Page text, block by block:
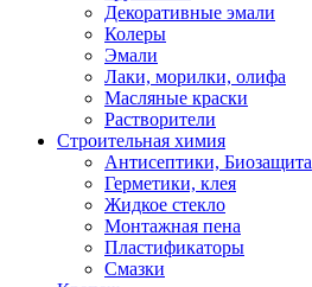
Декоративные эмали
Колеры
Эмали
Лаки, морилки, олифа
Масляные краски
Растворители
Строительная химия
Антисептики, Биозащита
Герметики, клея
Жидкое стекло
Монтажная пена
Пластификаторы
Смазки